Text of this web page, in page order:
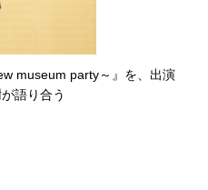
museum party～』を、出演
語り合う